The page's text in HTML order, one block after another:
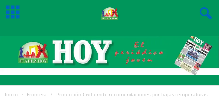
Inicio Frontera Protección Civil emite recomendaciones por bajas temperaturas